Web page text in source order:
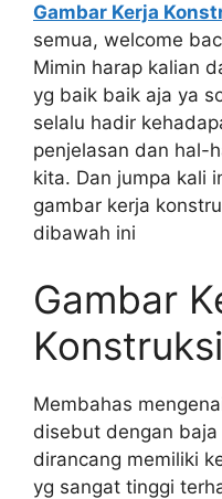
Gambar Kerja
semua, welcome
Mimin harap kalian
yg baik baik aja ya
selalu hadir
penjelasan dan hal-
kita. Dan jumpa kali
gambar kerja
dibawah ini
Gambar
Membahas
disebut dengan
dirancang memiliki
yg sangat tinggi